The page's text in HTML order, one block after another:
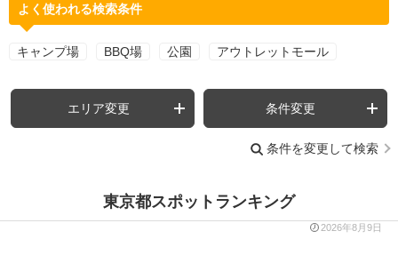
よく使われる検索条件
キャンプ場 BBQ場 公園 アウトレットモール
エリア変更 条件変更
条件を変更して検索
東京都スポットランキング
2026年8月9日